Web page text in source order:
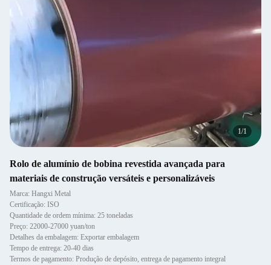
1/1
Rolo de alumínio de bobina revestida avançada para
materiais de construção versáteis e personalizáveis
Marca: Hangxi Metal
Certificação: ISO
Quantidade de ordem mínima: 25 toneladas
Preço: 22000-27000 yuan/ton
Detalhes da embalagem: Exportar embalagem
Tempo de entrega: 20-40 dias
Termos de pagamento: Produção de depósito, entrega de pagamento integral